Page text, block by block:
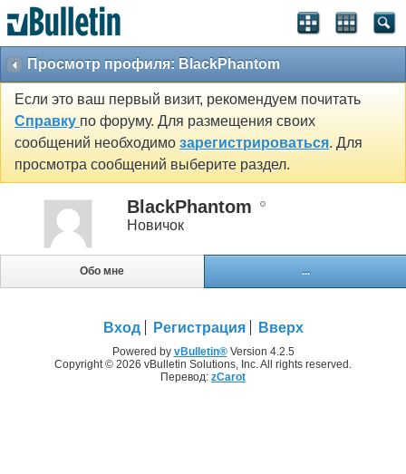
Просмотр профиля: BlackPhantom
Если это ваш первый визит, рекомендуем почитать
Справку по форуму. Для размещения своих
сообщений необходимо зарегистрироваться. Для
просмотра сообщений выберите раздел.
BlackPhantom
Новичок
Обо мне ...
Вход Регистрация Вверх
Powered by vBulletin®Version 4.2.5
Copyright © 2026 vBulletin Solutions, Inc. All rights reserved.
Перевод: zCarot